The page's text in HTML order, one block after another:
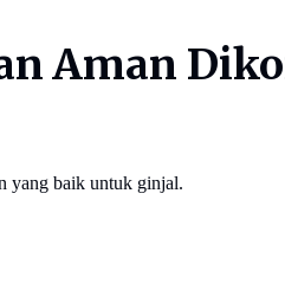
Aman
yang baik untuk ginjal.